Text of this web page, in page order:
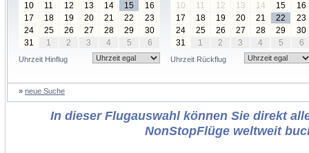
10
11 12 13 14 15
16
17
18 19 20 21 22
23
24
25 26 27 28 29
30
31
1 2 3 4 5 6
Uhrzeit Hinflug
10
11 12 13 14 15
16
17
18 19 20 21 22
23
24
25 26 27 28 29
30
31
1 2 3 4 5 6
Uhrzeit Rückflug
» neue Suche
In dieser Flugauswahl können Sie direkt
NonStopFlüge weltweit